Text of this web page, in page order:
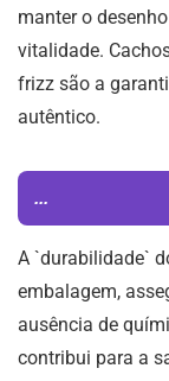
manter o
vitalidade.
frizz são a
autêntico.
...
A `durabilidade`
embalagem,
ausência de
contribui para a